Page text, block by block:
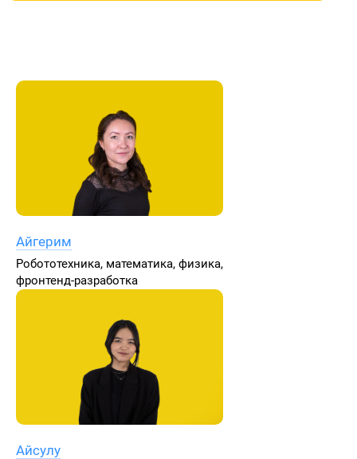
Айгерим
Робототехника, математика, физика,
фронтенд-разработка
Айсулу